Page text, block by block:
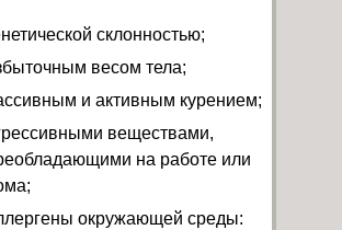
склонностью;
весом тела;
и активным курением;
веществами,
на работе или
окружающей среды: